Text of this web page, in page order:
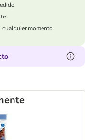
cualquier momento